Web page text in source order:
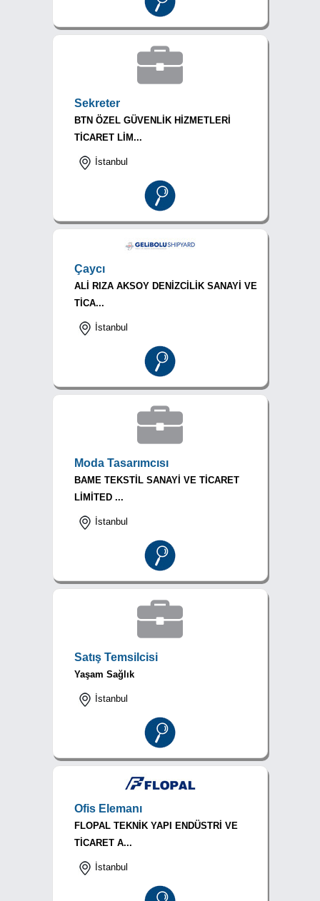
Sekreter
BTN ÖZEL GÜVENLİK HİZMETLERİ
TİCARET LİM...
İstanbul
Çaycı
ALİ RIZA AKSOY DENİZCİLİK SANAYİ VE
TİCA...
İstanbul
Moda Tasarımcısı
BAME TEKSTİL SANAYİ VE TİCARET
LİMİTED ...
İstanbul
Satış Temsilcisi
Yaşam Sağlık
İstanbul
Ofis Elemanı
FLOPAL TEKNİK YAPI ENDÜSTRİ VE
TİCARET A...
İstanbul